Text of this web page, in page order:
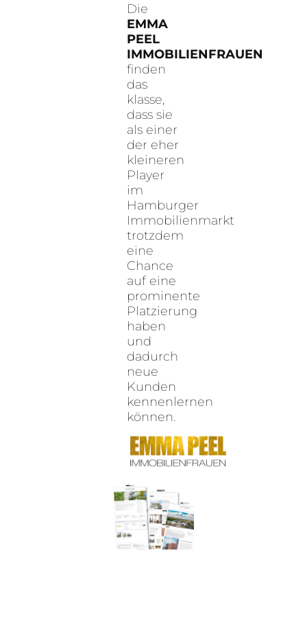
Die
EMMA
PEEL
IMMOBILIENFRAUEN
finden
das
klasse,
dass sie
als einer
der eher
kleineren
Player
im
Hamburger
Immobilienmarkt
trotzdem
eine
Chance
auf eine
prominente
Platzierung
haben
und
dadurch
neue
Kunden
kennenlernen
können.